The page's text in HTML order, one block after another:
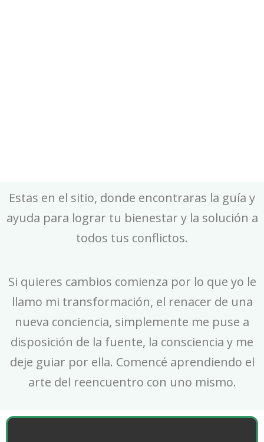
Estas en el sitio, donde encontraras la guía y
ayuda para lograr tu bienestar y la solución a
todos tus conflictos.
Si quieres cambios comienza por lo que yo le
llamo mi transformación, el renacer de una
nueva conciencia, simplemente me puse a
disposición de la fuente, la consciencia y me
deje guiar por ella. Comencé aprendiendo el
arte del reencuentro con uno mismo.